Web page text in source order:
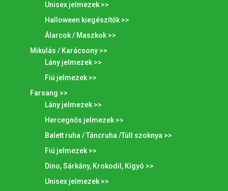
Unisex jelmezek >>
Halloween kiegészítők >>
Álarcok / Maszkok >>
Mikulás / Karácsony >>
Lány jelmezek >>
Fiú jelmezek >>
Farsang >>
Lány jelmezek >>
Hercegnős jelmezek >>
Balett ruha / Táncruha /Tüll szoknya >>
Fiú jelmezek >>
Dino, Sárkány, Krokodil, Kígyó >>
Unisex jelmezek >>